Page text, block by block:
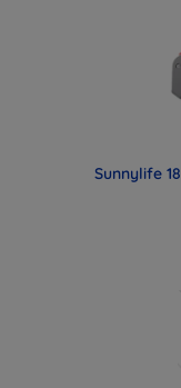
Sunnylife